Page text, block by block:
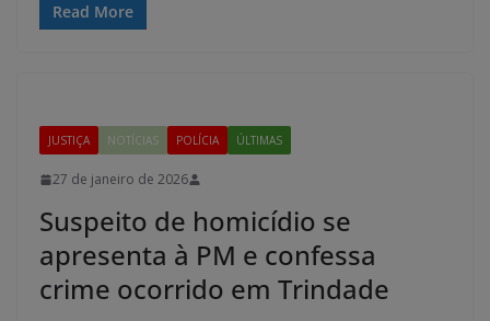
Read More
JUSTIÇA NOTÍCIAS POLÍCIA ÚLTIMAS
27 de janeiro de 2026
Suspeito de homicídio se
apresenta à PM e confessa
crime ocorrido em Trindade